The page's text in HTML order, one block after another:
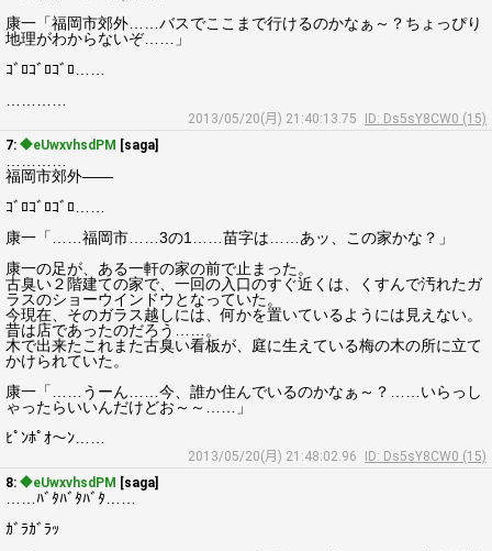
康一「福岡市郊外……バスでここまで行けるのかなぁ～？ちょっぴり
地理がわからないぞ……」
ｺﾞﾛｺﾞﾛｺﾞﾛ……
2013/05/20(月) 21:40:13.75
ID: Ds5sY8CW0 (15)
7: ◆eUwxvhsdPM [saga]
福岡市郊外――
ｺﾞﾛｺﾞﾛｺﾞﾛ……
康一「……福岡市……3の1……苗字は……あッ、この家かな？」
康一の足が、ある一軒の家の前で止まった。
古臭い２階建ての家で、一回の入口のすぐ近くは、くすんで汚れたガ
ラスのショーウインドウとなっていた。
今現在、そのガラス越しには、何かを置いているようには見えない。
昔は店であったのだろう……。
木で出来たこれまた古臭い看板が、庭に生えている梅の木の所に立て
かけられていた。
康一「……うーん……今、誰か住んでいるのかなぁ～？……いらっし
ゃったらいいんだけどお～～……」
ﾋﾟﾝﾎﾟｵ～ﾝ……
2013/05/20(月) 21:48:02.96
ID: Ds5sY8CW0 (15)
8: ◆eUwxvhsdPM [saga]
……ﾊﾞﾀﾊﾞﾀﾊﾞﾀ……
ｶﾞﾗｶﾞﾗｯ